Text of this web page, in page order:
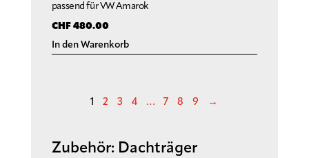
passend für VW Amarok
CHF480.00
In den Warenkorb
1 2 3 4 … 7 8 9 →
Zubehör: Dachträger